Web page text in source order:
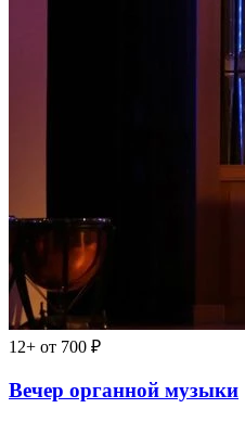
12+ от 700 ₽
Вечер органной музыки